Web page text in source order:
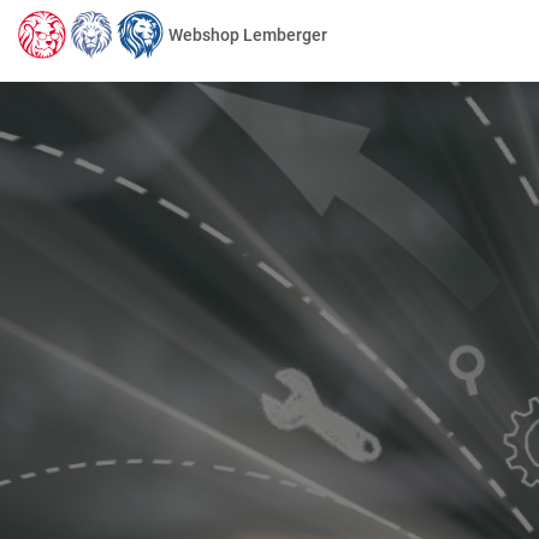
Webshop Lemberger